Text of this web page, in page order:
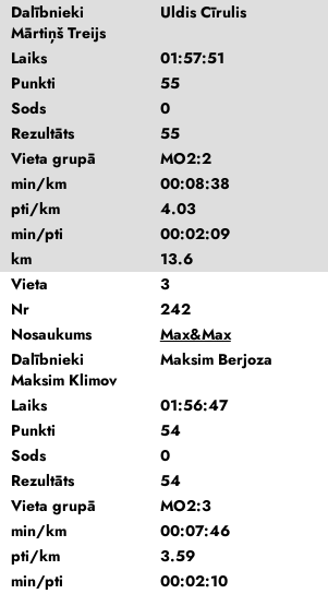
Dalībnieki
Uldis Cīrulis
Mārtiņš Treijs
Laiks
01:57:51
Punkti
55
Sods
0
Rezultāts
55
Vieta grupā
MO2:2
min/km
00:08:38
pti/km
4.03
min/pti
00:02:09
km
13.6
Vieta
3
Nr
242
Nosaukums
Max&Max
Dalībnieki
Maksim Berjoza
Maksim Klimov
Laiks
01:56:47
Punkti
54
Sods
0
Rezultāts
54
Vieta grupā
MO2:3
min/km
00:07:46
pti/km
3.59
min/pti
00:02:10